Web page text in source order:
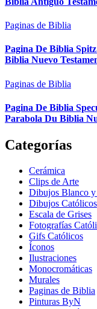
Paginas de Biblia
Pagina De Biblia
Biblia Nuevo
Paginas de Biblia
Pagina De Biblia
Parabola Du Biblia
Categorías
Cerámica
Clips de Arte
Dibujos Blanco
Dibujos Católicos
Escala de Grises
Fotografías
Gifs Católicos
Íconos
Ilustraciones
Monocromáticas
Murales
Paginas de Biblia
Pinturas ByN